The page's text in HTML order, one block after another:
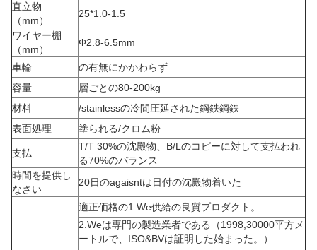
直立物
（mm）
25*1.0-1.5
ワイヤー棚
（mm）
Φ2.8-6.5mm
車輪
の有無にかかわらず
容量
層ごとの80-200kg
材料
/stainlessの冷間圧延された鋼鉄鋼鉄
表面処理
塗られる/クロム粉
支払
T/T 30%の沈殿物、B/Lのコピーに対して支払われ
る70%のバランス
時間を提供し
なさい
20日のagaisntは日付の沈殿物着いた
適正価格の1.We供給の良質プロダクト。
2.Weは専門の製造業者である（1998,30000平方メ
ートルで、ISO&BVは証明した始まった。）